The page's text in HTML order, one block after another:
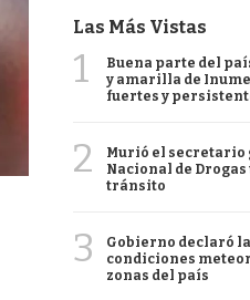
Las Más Vistas
1
Buena parte del
y amarilla de
fuertes y
2
Murió el secretario
Nacional de
tránsito
3
Gobierno declaró
condiciones
zonas del país